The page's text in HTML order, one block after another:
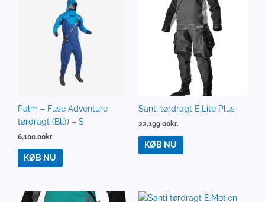
Palm – Fuse Adventure
tørdragt (Blå) – S
6,100.00kr.
KØB NU
Santi tørdragt E.Lite Plus
22,199.00kr.
KØB NU